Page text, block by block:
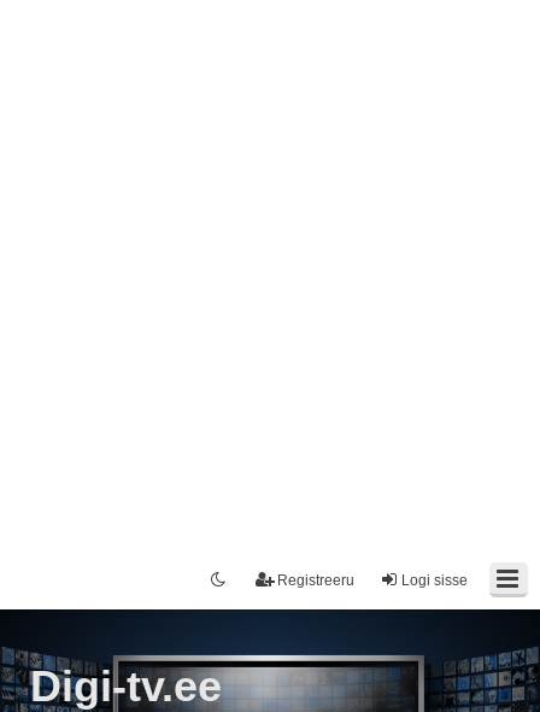
Logi sisse
Registreeru
Digi-tv.ee